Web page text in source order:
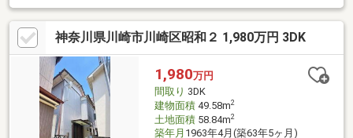
静な住宅街！◆耐震等級：3等級！◆間取りは、2ＬＤＫ＋S＋サ
イクルガレージ＋ロフト・サイクルガレージ、ロフト付き・宅配
ボックス付き・玄関に鏡付きの大きい収納・浴室サイズ：1616・
TVモニター付インターホン
神奈川県川崎市川崎区昭和２ 1,980万円 3DK
1,980万円
間取り 3DK
建物面積49.58m2
土地面積58.84m2
築年月 1963年4月(築63年5ヶ月)